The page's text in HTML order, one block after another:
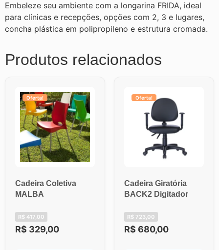
Embeleze seu ambiente com a longarina FRIDA, ideal
para clínicas e recepções, opções com 2, 3 e lugares,
concha plástica em polipropileno e estrutura cromada.
Produtos relacionados
Oferta!
Cadeira Coletiva
MALBA
R$417,00
R$ 329,00
Oferta!
Cadeira Giratória
BACK2 Digitador
R$723,00
R$ 680,00